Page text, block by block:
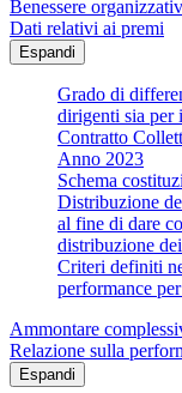
Benessere
Dati relativi ai premi
Espandi
Grado di
dirigenti sia per
Contratto
Anno 2023
Schema
Distribuzione
al fine di dare
distribuzione
Criteri definiti
performance
Ammontare
Relazione sulla
Espandi